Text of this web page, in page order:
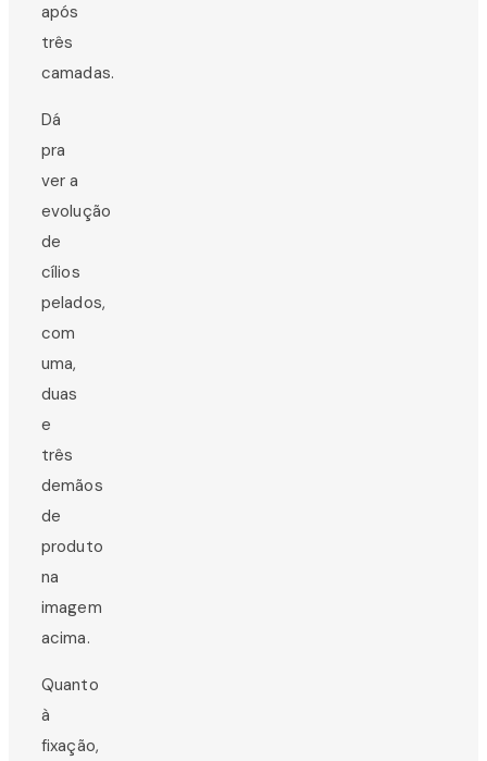
após
três
camadas.
Dá
pra
ver a
evolução
de
cílios
pelados,
com
uma,
duas
e
três
demãos
de
produto
na
imagem
acima.
Quanto
à
fixação,